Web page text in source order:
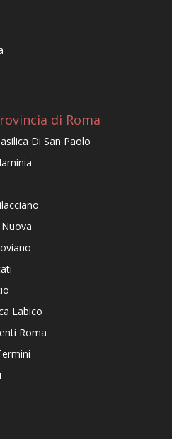
di Roma
Di San Paolo
Labico
Roma